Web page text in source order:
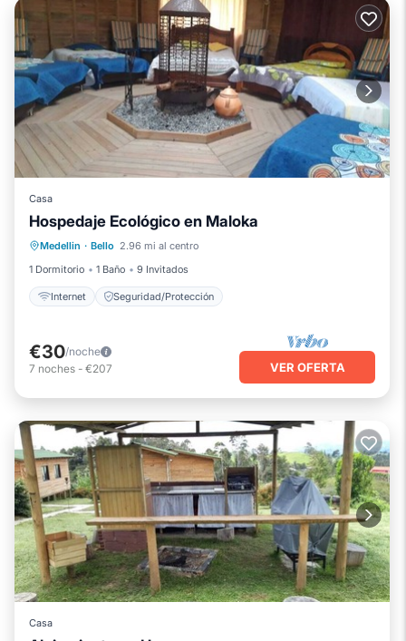
Casa
Hospedaje Ecológico en Maloka
Medellin · Bello 2.96 mi al centro
1 Dormitorio
1 Baño 9 Invitados
Internet Seguridad/Protección
Internet Seguridad/Protección
€30/noche
7 noches - €207 VER OFERTA
Casa